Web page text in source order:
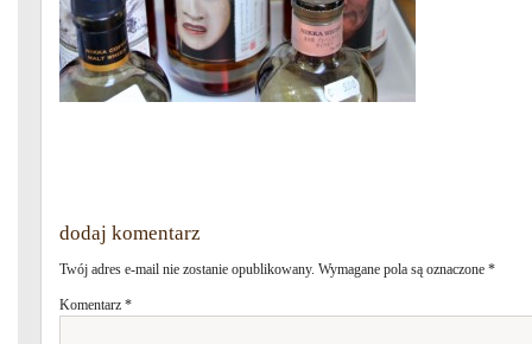
dodaj komentarz
Twój adres e-mail nie zostanie opublikowany. Wymagane pola są oznaczone *
Komentarz *